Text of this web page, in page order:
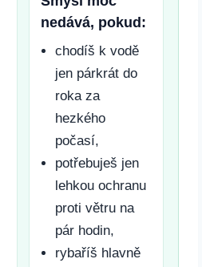
nedává, pokud:
chodíš k vodě
jen párkrát do
roka za
hezkého
počasí,
potřebuješ jen
lehkou ochranu
proti větru na
pár hodin,
rybaříš hlavně